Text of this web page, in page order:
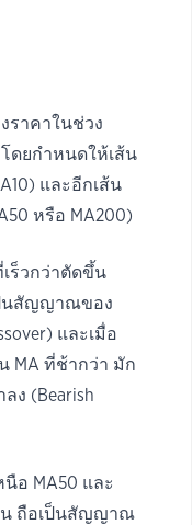
ราคาในช่วง
ดยกำหนดให้เส้น
และอีกเส้น
หรือ MA200)
เร็วกว่าตัดขึ้น
ป็นสัญญาณของ
และเมื่อ
MA ที่ช้ากว่า มัก
ง (Bearish
นือ MA50 และ
น ถือเป็นสัญญาณ